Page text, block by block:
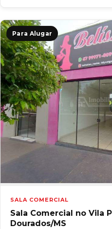
Para Alugar
SALA COMERCIAL
Sala Comercial no Vila
Dourados/MS